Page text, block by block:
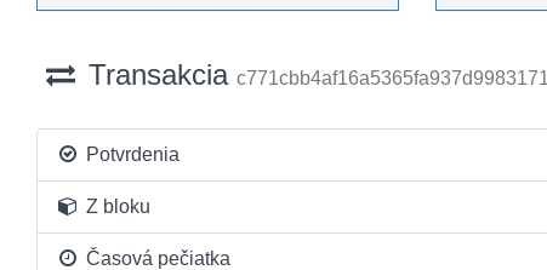
Transakcia
Potvrdenia
Z bloku
Časová pečiatka